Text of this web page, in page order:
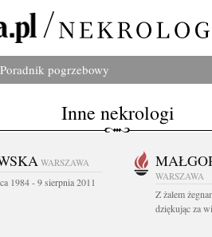
Poradnik pogrzebowy
Inne nekrologi
WARSZAWA
1984 - 9 sierpnia 2011
WARSZAWA
Z żalem
dziękując za